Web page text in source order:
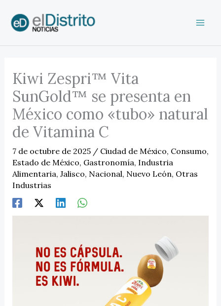
contenido
Kiwi Zespri™ Vita
SunGold™ se presenta en
México como «tubo» natural
de Vitamina C
7 de octubre de 2025 / Ciudad de México, Consumo,
Estado de México, Gastronomía, Industria
Alimentaria, Jalisco, Nacional, Nuevo León, Otras
Industrias